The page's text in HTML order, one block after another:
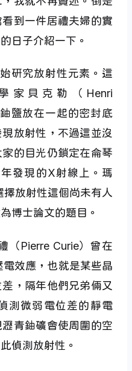
到一件居禮夫婦的實
日子介紹一下。
研究放射性元素。這
家貝克勒（Henri
鹽放在一起的密封底
放射性，不過這並沒
的目光仍鎖定在侖琴
發現的X射線上。瑪
擇放射性這個尚未有人
博士論文的題目。
（Pierre Curie）曾在
效應，也就是某些晶
，隔年他們兄弟倆又
測微弱電位差的靜電
青鈾礦會使周圍的空
偵測放射性。